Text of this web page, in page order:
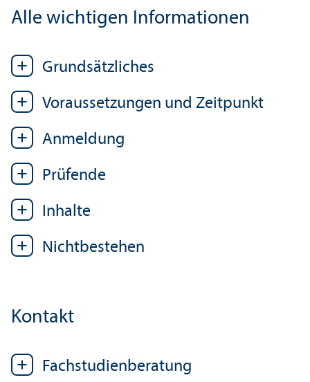
Alle wichtigen Informationen
Grundsätzliches
Voraussetzungen und Zeitpunkt
Anmeldung
Prüfende
Inhalte
Nichtbestehen
Kontakt
Fach­studien­beratung